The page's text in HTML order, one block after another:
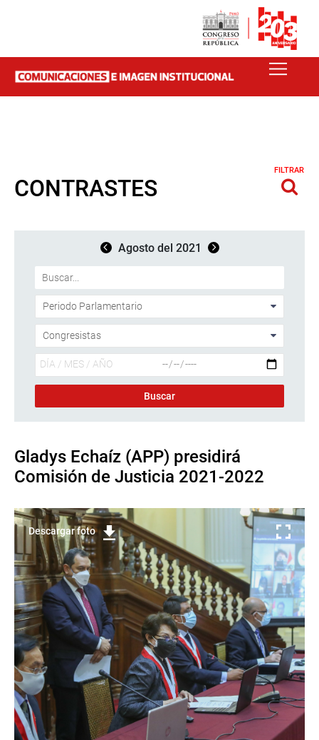
CONTRASTES
FILTRAR
Agosto del 2021
Gladys Echaíz (APP) presidirá
Comisión de Justicia 2021-2022
Descargar foto